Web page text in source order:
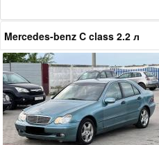
Mercedes-benz C class 2.2 л